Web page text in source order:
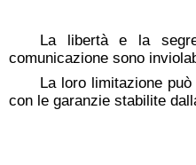
La libertà e la
comunicazione sono
La loro limitazione
con le garanzie stabilite